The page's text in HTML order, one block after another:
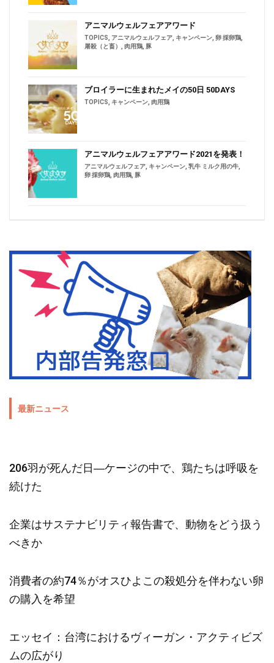
アニマルウェルフェアアワード
TOPICS アニマルウェルフェア キャンペーン 卵 採卵鶏
屠殺（と畜）
肉用鶏 豚
ブロイラーに生まれたメイの50日 50DAYS
TOPICS キャンペーン 肉用鶏
アニマルウェルフェアアワード2021を発表！
アニマルウェルフェア キャンペーン 乳牛 ミルク用の牛
卵 採卵鶏 肉用鶏 豚
最新ニュース
206羽が死んだ日―ケージの中で、鶏たちは呼吸を
続けた
企業はサステナビリティ報告書で、動物をどう扱う
べきか
消費者の約74％がオスひよこの殺処分を伴わない卵
の購入を希望
エッセイ：台湾におけるヴィーガン・アクティビズ
ムの広がり